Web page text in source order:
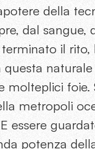
della
dal sangue,
il rito,
questa
molteplici
metropoli
essere
potenza